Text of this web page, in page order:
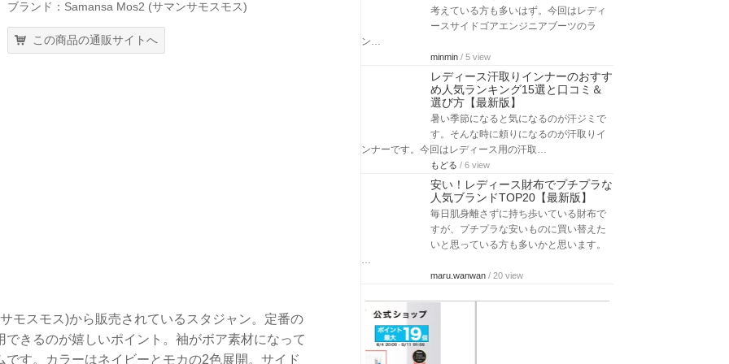
ブランド：Samansa Mos2 (サマンサモスモス)
この商品の通販サイトへ
モスモス)から販売されているスタジャン。定番の
きるのが嬉しいポイント。袖がボア素材になって
す。カラーはネイビーとモカの2色展開。サイド
考えている方も多いはず。今回はレディ
ースサイドゴアエンジニアブーツのラ
ン…
minmin / 5 view
レディース汗取りインナーのおすす
め人気ランキング15選と口コミ＆
選び方【最新版】
暑い季節になると気になるのが汗ジミで
す。そんな時に頼りになるのが汗取りイ
ンナーです。今回はレディース用の汗取…
もどる / 6 view
安い！レディース財布でプチプラな
人気ブランドTOP20【最新版】
毎日肌身離さずに持ち歩いている財布で
すが、プチプラな安いものに買い替えた
いと思っている方も多いかと思います。
…
maru.wanwan / 20 view